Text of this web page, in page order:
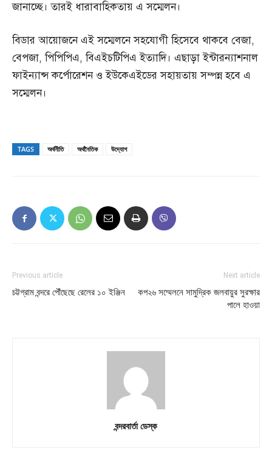
জানাচ্ছে। তারই ধারাবাহিকতায় এ সম্মেলন।
বিডার আয়োজনে এই সম্মেলনে সহযোগী হিসেবে থাকবে বেজা,
বেপজা, পিপিপিএ, বিএইচটিপিএ ইত্যাদি। এছাড়া ইন্টারন্যাশনাল
ফাইন্যান্স কর্পোরেশন ও ইউকেএইডের সহায়তায় সম্পন্ন হবে এ
সম্মেলন।
TAGS অর্থনীতি অর্থনৈতিক উদ্যোগ
Previous article
চট্টগ্রাম বন্দরে পৌঁছেছে রেলের ১০ ইঞ্জিন
Next article
কপ২৬ সম্মেলনে সামুদ্রিক জলবায়ুর সুরক্ষার
পালে হাওয়া
বন্দরবার্তা ডেস্ক